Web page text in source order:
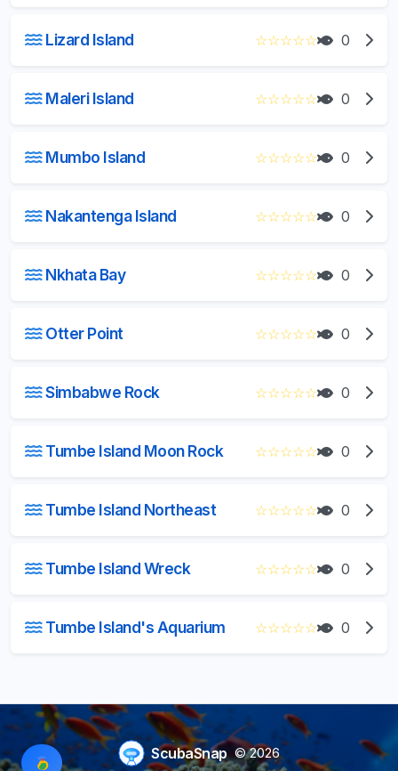
Lizard Island ☆☆☆☆☆ 0
Maleri Island ☆☆☆☆☆ 0
Mumbo Island ☆☆☆☆☆ 0
Nakantenga Island ☆☆☆☆☆ 0
Nkhata Bay ☆☆☆☆☆ 0
Otter Point ☆☆☆☆☆ 0
Simbabwe Rock ☆☆☆☆☆ 0
Tumbe Island Moon Rock ☆☆☆☆☆ 0
Tumbe Island Northeast ☆☆☆☆☆ 0
Tumbe Island Wreck ☆☆☆☆☆ 0
Tumbe Island's Aquarium ☆☆☆☆☆ 0
ScubaSnap © 2026